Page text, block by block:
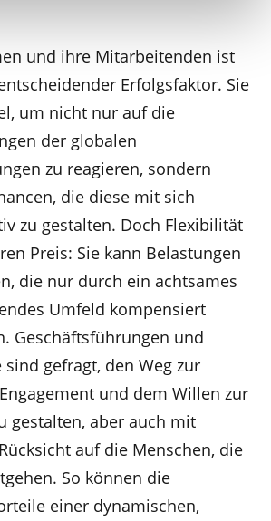
und ihre Mitarbeitenden ist
Erfolgsfaktor. Sie
um nicht nur auf die
der globalen
zu reagieren, sondern
die diese mit sich
zu gestalten. Doch Flexibilität
Preis: Sie kann Belastungen
die nur durch ein achtsames
Umfeld kompensiert
Geschäftsführungen und
gefragt, den Weg zur
und dem Willen zur
gestalten, aber auch mit
auf die Menschen, die
So können die
einer dynamischen,